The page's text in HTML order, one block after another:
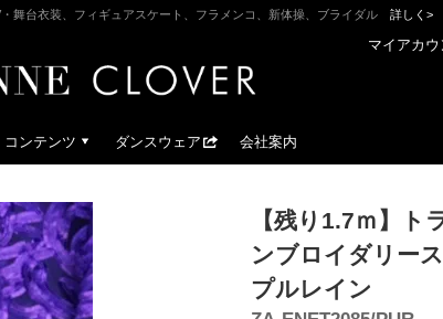
舞台衣装、フィギュアスケート、フラメンコ、新体操、ブライダル 詳しく>
マイアカウ
コンテンツ ダンスウェア 会社案内
【残り1.7ｍ】
ンブロイダリー
プルレイン